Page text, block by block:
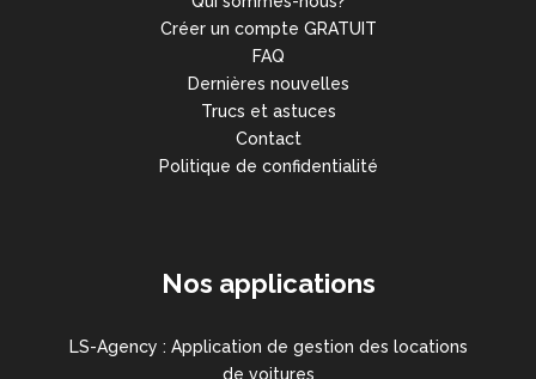
Créer un compte GRATUIT
FAQ
Dernières nouvelles
Trucs et astuces
Contact
Politique de confidentialité
Nos applications
LS-Agency : Application de gestion des locations
de voitures